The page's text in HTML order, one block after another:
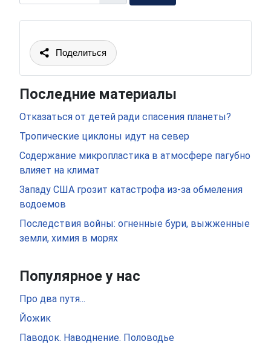
Поделиться
Последние материалы
Отказаться от детей ради спасения планеты?
Тропические циклоны идут на север
Содержание микропластика в атмосфере пагубно
влияет на климат
Западу США грозит катастрофа из-за обмеления
водоемов
Последствия войны: огненные бури, выжженные
земли, химия в морях
Популярное у нас
Про два путя...
Йожик
Паводок. Наводнение. Половодье